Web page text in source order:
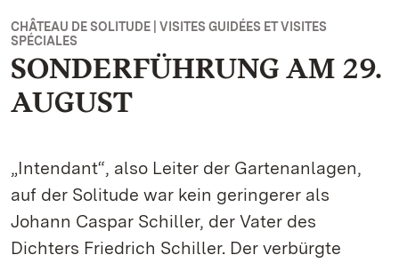
CHÂTEAU DE SOLITUDE | VISITES GUIDÉES ET VISITES
SPÉCIALES
SONDERFÜHRUNG AM 29.
AUGUST
„Intendant“, also Leiter der Gartenanlagen,
auf der Solitude war kein geringerer als
Johann Caspar Schiller, der Vater des
Dichters Friedrich Schiller. Der verbürgte